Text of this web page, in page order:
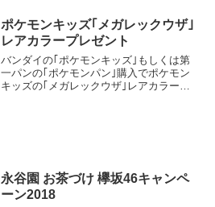
ポケモンキッズ｢メガレックウザ｣
レアカラープレゼント
バンダイの｢ポケモンキッズ｣もしくは第
一パンの｢ポケモンパン｣購入でポケモン
キッズの｢メガレックウザ｣レアカラーが
永谷園 お茶づけ 欅坂46キャンペ
ーン2018